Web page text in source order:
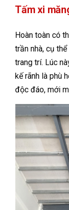
Tấm xi
Hoàn toàn có
trần nhà, cụ
trang trí. Lúc
kế rãnh là phù
độc đáo, mới